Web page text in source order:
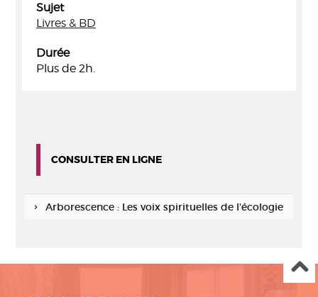
Sujet
Livres & BD
Durée
Plus de 2h.
CONSULTER EN LIGNE
Arborescence : Les voix spirituelles de l'écologie